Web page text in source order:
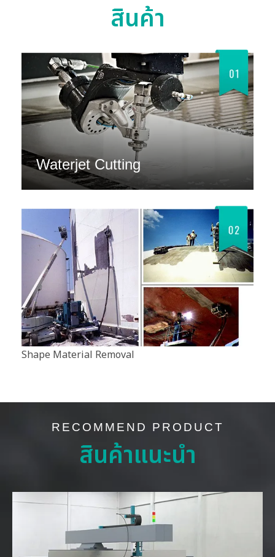
สินค้า
Waterjet Cutting
Shape Material Removal
RECOMMEND PRODUCT
สินค้าแนะนำ